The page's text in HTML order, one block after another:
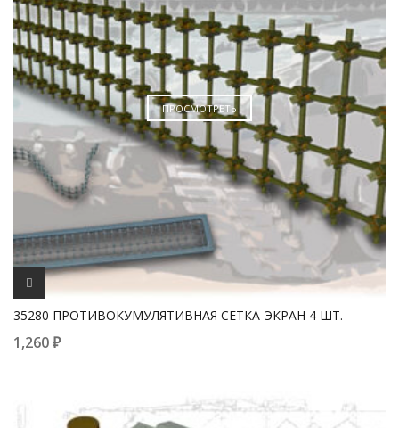
ПРОСМОТРЕТЬ
35280 ПРОТИВОКУМУЛЯТИВНАЯ СЕТКА-ЭКРАН 4 ШТ.
1,260₽